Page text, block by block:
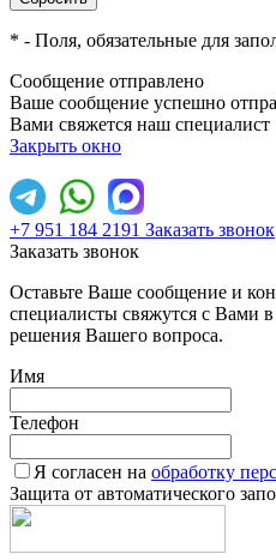
* - Поля, обязательные для
Сообщение отправлено
Ваше сообщение успешно
Вами свяжется наш специалист
Закрыть окно
+7 951 184 2191 Заказать звонок
Заказать звонок
Оставьте Ваше сообщение и
специалисты свяжутся с Вами
решения Вашего вопроса.
Имя
Телефон
Я согласен на обработку
Защита от автоматического